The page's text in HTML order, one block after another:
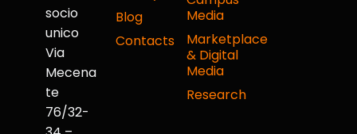
socio
unico
Via
Mecena
te
76/32-
Blog
Contacts
Media
Marketplace
& Digital
Media
Research